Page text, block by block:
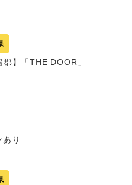
郡】「THE DOOR」
り